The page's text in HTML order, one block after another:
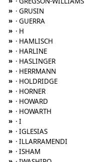
» · GRUSIN
» · GUERRA
» · H
» · HAMLISCH
» · HARLINE
» · HASLINGER
» · HERRMANN
» · HOLDRIDGE
» · HORNER
» · HOWARD
» · HOWARTH
» · I
» · IGLESIAS
» · ILLARRAMENDI
» · ISHAM